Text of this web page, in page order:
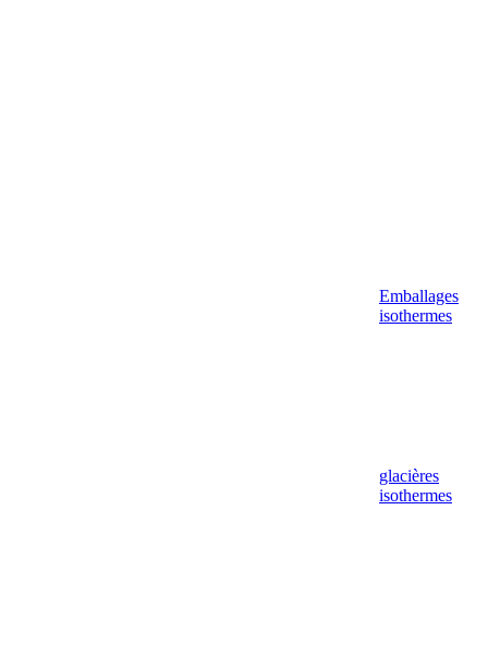
Emballages
isothermes
glacières
isothermes